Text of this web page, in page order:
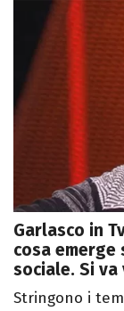
Garlasco in
cosa emerge
sociale. Si
Stringono i